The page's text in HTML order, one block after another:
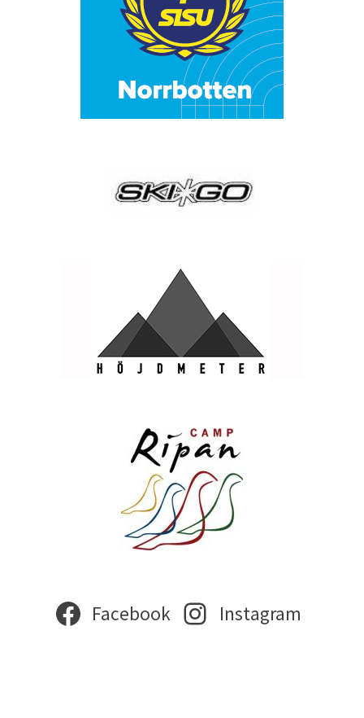
Facebook Instagram